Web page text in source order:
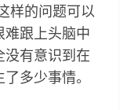
样的问题可以
难跟上头脑中
没有意识到在
多少事情。